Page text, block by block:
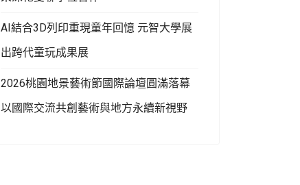
AI結合3D列印重現童年回憶 元智大學展
出跨代童玩成果展
2026桃園地景藝術節國際論壇圓滿落幕
以國際交流共創藝術與地方永續新視野